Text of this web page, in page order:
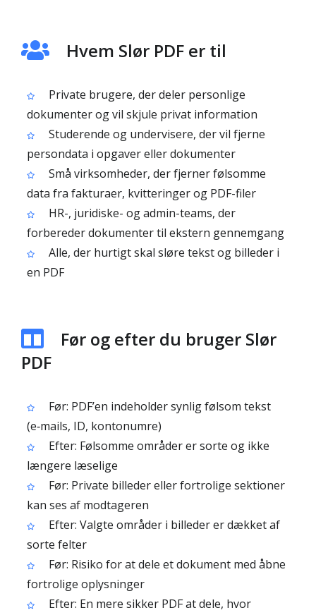
Hvem Slør PDF er til
Private brugere, der deler personlige
dokumenter og vil skjule privat information
Studerende og undervisere, der vil fjerne
persondata i opgaver eller dokumenter
Små virksomheder, der fjerner følsomme
data fra fakturaer, kvitteringer og PDF-filer
HR-, juridiske- og admin-teams, der
forbereder dokumenter til ekstern gennemgang
Alle, der hurtigt skal sløre tekst og billeder i
en PDF
Før og efter du bruger Slør
PDF
Før: PDF’en indeholder synlig følsom tekst
(e‑mails, ID, kontonumre)
Efter: Følsomme områder er sorte og ikke
længere læselige
Før: Private billeder eller fortrolige sektioner
kan ses af modtageren
Efter: Valgte områder i billeder er dækket af
sorte felter
Før: Risiko for at dele et dokument med åbne
fortrolige oplysninger
Efter: En mere sikker PDF at dele, hvor